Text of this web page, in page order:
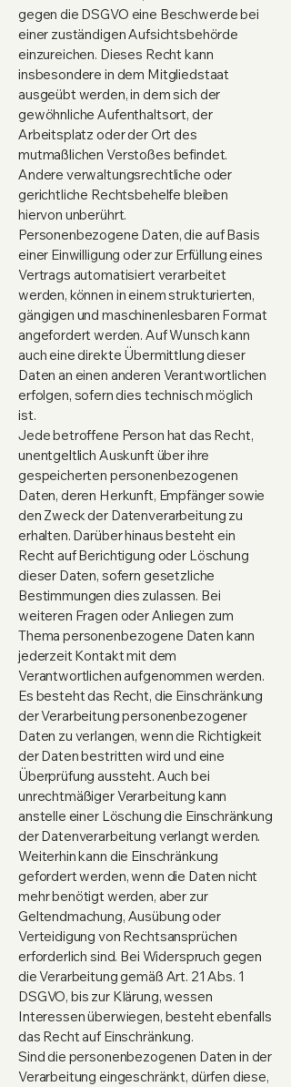
gegen die DSGVO eine Beschwerde bei
einer zuständigen Aufsichtsbehörde
einzureichen. Dieses Recht kann
insbesondere in dem Mitgliedstaat
ausgeübt werden, in dem sich der
gewöhnliche Aufenthaltsort, der
Arbeitsplatz oder der Ort des
mutmaßlichen Verstoßes befindet.
Andere verwaltungsrechtliche oder
gerichtliche Rechtsbehelfe bleiben
hiervon unberührt.
Personenbezogene Daten, die auf Basis
einer Einwilligung oder zur Erfüllung eines
Vertrags automatisiert verarbeitet
werden, können in einem strukturierten,
gängigen und maschinenlesbaren Format
angefordert werden. Auf Wunsch kann
auch eine direkte Übermittlung dieser
Daten an einen anderen Verantwortlichen
erfolgen, sofern dies technisch möglich
ist.
Jede betroffene Person hat das Recht,
unentgeltlich Auskunft über ihre
gespeicherten personenbezogenen
Daten, deren Herkunft, Empfänger sowie
den Zweck der Datenverarbeitung zu
erhalten. Darüber hinaus besteht ein
Recht auf Berichtigung oder Löschung
dieser Daten, sofern gesetzliche
Bestimmungen dies zulassen. Bei
weiteren Fragen oder Anliegen zum
Thema personenbezogene Daten kann
jederzeit Kontakt mit dem
Verantwortlichen aufgenommen werden.
Es besteht das Recht, die Einschränkung
der Verarbeitung personenbezogener
Daten zu verlangen, wenn die Richtigkeit
der Daten bestritten wird und eine
Überprüfung aussteht. Auch bei
unrechtmäßiger Verarbeitung kann
anstelle einer Löschung die Einschränkung
der Datenverarbeitung verlangt werden.
Weiterhin kann die Einschränkung
gefordert werden, wenn die Daten nicht
mehr benötigt werden, aber zur
Geltendmachung, Ausübung oder
Verteidigung von Rechtsansprüchen
erforderlich sind. Bei Widerspruch gegen
die Verarbeitung gemäß Art. 21 Abs. 1
DSGVO, bis zur Klärung, wessen
Interessen überwiegen, besteht ebenfalls
das Recht auf Einschränkung.
Sind die personenbezogenen Daten in der
Verarbeitung eingeschränkt, dürfen diese,